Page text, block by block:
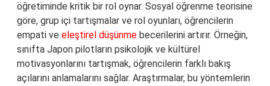
öğretiminde kritik bir rol oynar. Sosyal öğrenme teorisine
göre, grup içi tartışmalar ve rol oyunları, öğrencilerin
empati ve eleştirel düşünme becerilerini artırır. Örneğin,
sınıfta Japon pilotların psikolojik ve kültürel
motivasyonlarını tartışmak, öğrencilerin farklı bakış
açılarını anlamalarını sağlar. Araştırmalar, bu yöntemlerin